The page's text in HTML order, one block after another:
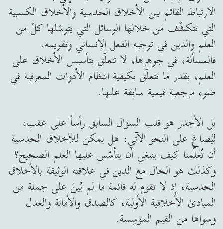
الارتباط القائم بين الأخلاق الحدسية والأخلاق الكسبية
التي تتكشّف من خلالها الوسائل التي يتوسّلها كلّ من
العلم والدين في توجيه الفعل الإنساني وتقويمه.
فالمسألة، في جوهرها، لا تتعلّق بتأسيس الأخلاق على
العلم، بقدر ما تتعلّق بكيفية انتظام الأدوات المعرفية في
ضوء مرجعية قيمية سابقة عليها.
بل الأجدر هو قلب السؤال السابق رأساً على عقب،
ليُصاغ على النحو الآتي: هل يمكن للأخلاق الحدسية
أن تُعلّمنا كيف ينبغي أن يتأسّس عليها العلم الصحيح؟
وكذلك هو الحال مع الدين في علاقته الوثيقة بالأخلاق
الحدسية، إذ لا تقوم له قائمة ما لم يُبنَ على جملة من
المبادئ الأخلاقية الأولية، كالصدق والأمانة والعدل
وسواها من القيم المؤسِسة.